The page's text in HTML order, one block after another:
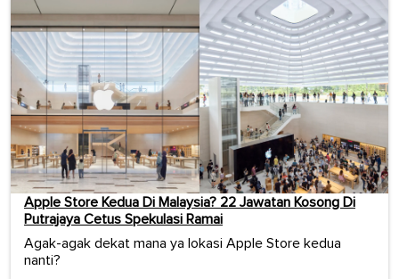
Apple Store Kedua Di Malaysia? 22 Jawatan Kosong Di
Putrajaya Cetus Spekulasi Ramai
Agak-agak dekat mana ya lokasi Apple Store kedua
nanti?